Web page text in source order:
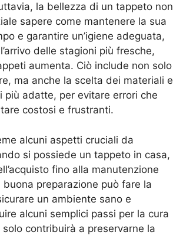
la bellezza di un tappeto non
sapere come mantenere la sua
e garantire un’igiene adeguata,
delle stagioni più fresche,
aumenta. Ciò include non solo
ma anche la scelta dei materiali e
più adatte, per evitare errori che
costosi e frustranti.
alcuni aspetti cruciali da
si possiede un tappeto in casa,
fino alla manutenzione
preparazione può fare la
un ambiente sano e
alcuni semplici passi per la cura
contribuirà a preservarne la